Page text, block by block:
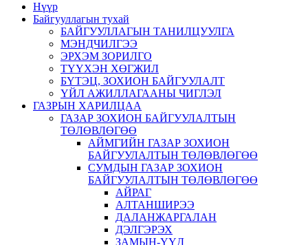
Нүүр
Байгууллагын тухай
БАЙГУУЛЛАГЫН ТАНИЛЦУУЛГА
МЭНДЧИЛГЭЭ
ЭРХЭМ ЗОРИЛГО
ТҮҮХЭН ХӨГЖИЛ
БҮТЭЦ, ЗОХИОН БАЙГУУЛАЛТ
ҮЙЛ АЖИЛЛАГААНЫ ЧИГЛЭЛ
ГАЗРЫН ХАРИЛЦАА
ГАЗАР ЗОХИОН БАЙГУУЛАЛТЫН
ТӨЛӨВЛӨГӨӨ
АЙМГИЙН ГАЗАР ЗОХИОН
БАЙГУУЛАЛТЫН ТӨЛӨВЛӨГӨӨ
СУМДЫН ГАЗАР ЗОХИОН
БАЙГУУЛАЛТЫН ТӨЛӨВЛӨГӨӨ
АЙРАГ
АЛТАНШИРЭЭ
ДАЛАНЖАРГАЛАН
ДЭЛГЭРЭХ
ЗАМЫН-ҮҮД